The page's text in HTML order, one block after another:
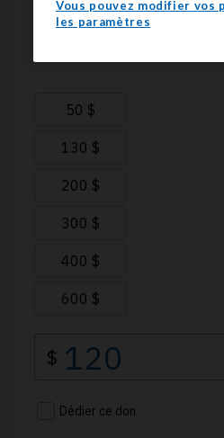
Vous pouvez modifier vos
les paramètres